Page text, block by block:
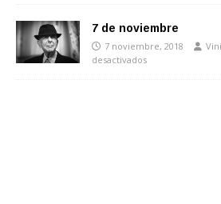
7 de noviembre
7 noviembre, 2018
desactivados